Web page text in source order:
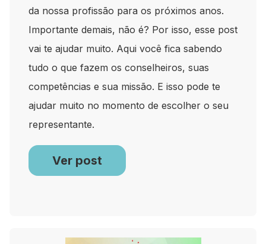
da nossa profissão para os próximos anos.
Importante demais, não é? Por isso, esse post
vai te ajudar muito. Aqui você fica sabendo
tudo o que fazem os conselheiros, suas
competências e sua missão. E isso pode te
ajudar muito no momento de escolher o seu
representante.
Ver post